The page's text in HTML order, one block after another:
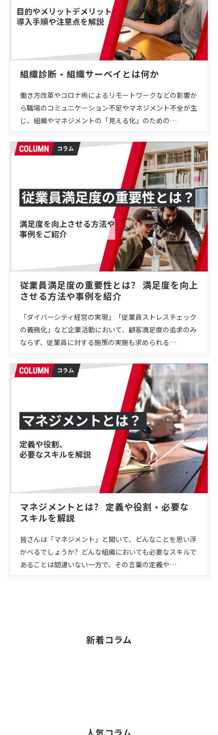
組織診断・組織サーベイとは何か
働き方改革やコロナ禍によるリモートワークなどの影響か
ら職場のコミュニケーション不足やマネジメント不全が生
じ、組織やマネジメントの「見える化」のための…
従業員満足度の重要性とは？ 満足度を向上
させる方法や事例を紹介
「ダイバーシティ経営の実現」「従業員ストレスチェック
の義務化」など企業活動において、顧客満足度の追求のみ
ならず、従業員に対する施策の実施も求められる…
マネジメントとは？ 定義や役割・必要な
スキルを解説
皆さんは「マネジメント」と聞いて、どんなことを思い浮
かべるでしょうか？どんな組織においても必要なスキルで
あることは間違いない一方で、その言葉の定義や…
新着コラム